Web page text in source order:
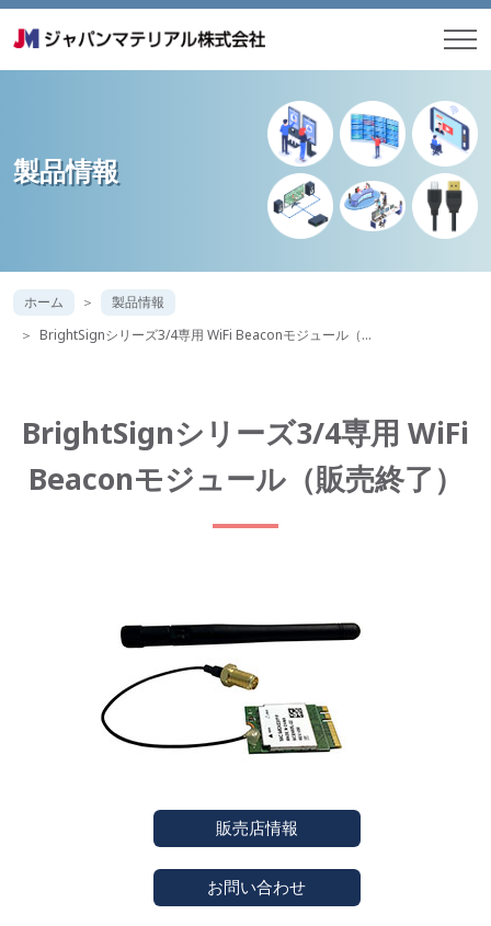
製品情報
ホーム
製品情報
BrightSignシリーズ3/4専用 WiFi Beaconモジュール（…
BrightSignシリーズ3/4専用 WiFi
Beaconモジュール（販売終了）
販売店情報
お問い合わせ